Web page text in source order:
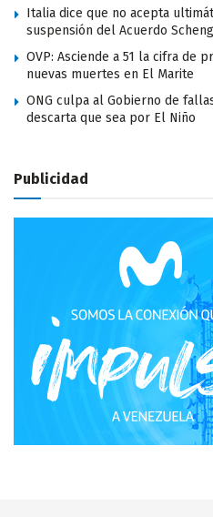
Italia dice que no acepta
suspensión del Acuerdo
OVP: Asciende a 51 la cifra de
nuevas muertes en El Marite
ONG culpa al Gobierno de
descarta que sea por El Niño
Publicidad